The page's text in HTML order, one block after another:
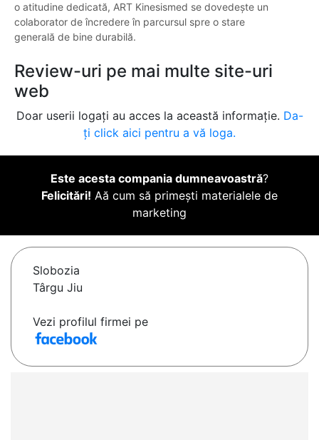
o atitudine dedicată, ART Kinesismed se dovedește un
colaborator de încredere în parcursul spre o stare
generală de bine durabilă.
Review-uri pe mai multe site-uri
web
Doar userii logați au acces la această informație. Da-
ți click aici pentru a vă loga.
Este acesta compania dumneavoastră?
Felicitări! Aă cum să primești materialele de
marketing
Slobozia
Târgu Jiu
Vezi profilul firmei pe